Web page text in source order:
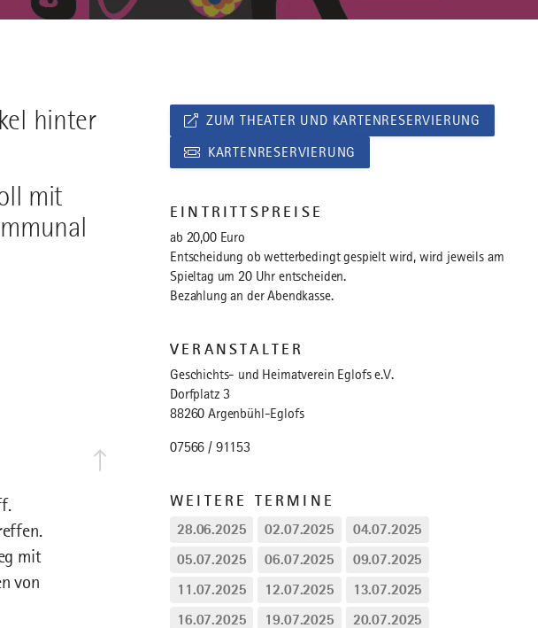
hinter
mit
mit
von
ZUM THEATER UND KARTENRESERVIERUNG
KARTENRESERVIERUNG
EINTRITTSPREISE
ab 20,00 Euro
Entscheidung ob wetterbedingt gespielt wird, wird jeweils am
Spieltag um 20 Uhr entscheiden.
Bezahlung an der Abendkasse.
VERANSTALTER
Geschichts- und Heimatverein Eglofs e.V.
Dorfplatz 3
88260 Argenbühl-Eglofs
07566 / 91153
WEITERE TERMINE
28.06.2025 02.07.2025
04.07.2025
05.07.2025
06.07.2025
09.07.2025
11.07.2025
12.07.2025
13.07.2025
16.07.2025
19.07.2025
20.07.2025